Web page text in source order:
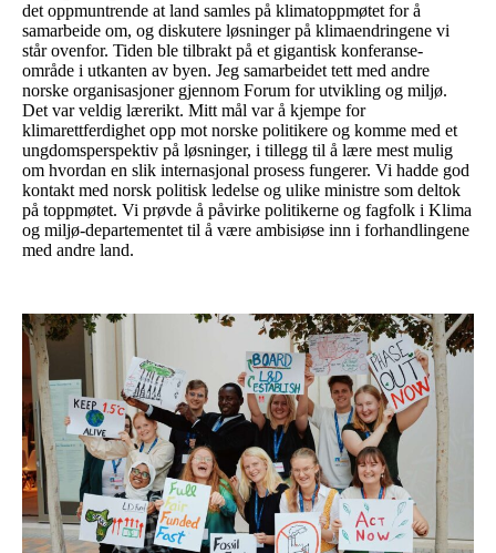
det oppmuntrende at land samles på klimatoppmøtet for å
samarbeide om, og diskutere løsninger på klimaendringene vi
står ovenfor. Tiden ble tilbrakt på et gigantisk konferanse-
område i utkanten av byen. Jeg samarbeidet tett med andre
norske organisasjoner gjennom Forum for utvikling og miljø.
Det var veldig lærerikt. Mitt mål var å kjempe for
klimarettferdighet opp mot norske politikere og komme med et
ungdomsperspektiv på løsninger, i tillegg til å lære mest mulig
om hvordan en slik internasjonal prosess fungerer. Vi hadde god
kontakt med norsk politisk ledelse og ulike ministre som deltok
på toppmøtet. Vi prøvde å påvirke politikerne og fagfolk i Klima
og miljø-departementet til å være ambisiøse inn i forhandlingene
med andre land.